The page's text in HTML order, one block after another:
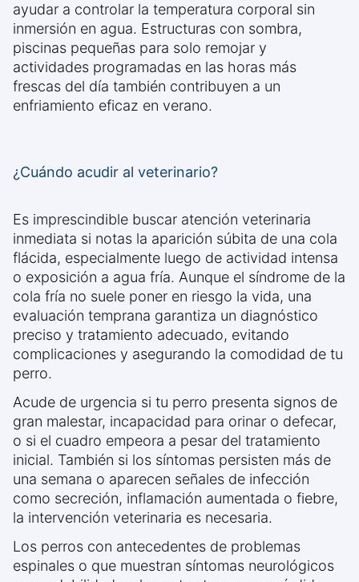
ayudar a controlar la temperatura corporal sin
inmersión en agua. Estructuras con sombra,
piscinas pequeñas para solo remojar y
actividades programadas en las horas más
frescas del día también contribuyen a un
enfriamiento eficaz en verano.
¿Cuándo acudir al veterinario?
Es imprescindible buscar atención veterinaria
inmediata si notas la aparición súbita de una cola
flácida, especialmente luego de actividad intensa
o exposición a agua fría. Aunque el síndrome de la
cola fría no suele poner en riesgo la vida, una
evaluación temprana garantiza un diagnóstico
preciso y tratamiento adecuado, evitando
complicaciones y asegurando la comodidad de tu
perro.
Acude de urgencia si tu perro presenta signos de
gran malestar, incapacidad para orinar o defecar,
o si el cuadro empeora a pesar del tratamiento
inicial. También si los síntomas persisten más de
una semana o aparecen señales de infección
como secreción, inflamación aumentada o fiebre,
la intervención veterinaria es necesaria.
Los perros con antecedentes de problemas
espinales o que muestran síntomas neurológicos